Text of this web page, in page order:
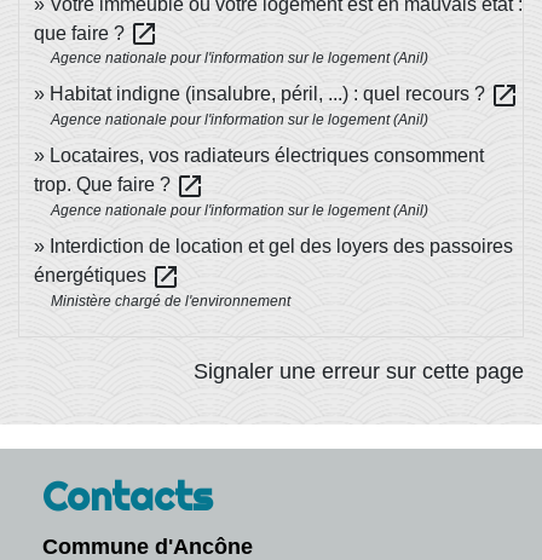
que faire ? open_in_new
Agence nationale pour l'information sur le logement (Anil)
Habitat indigne (insalubre, péril, ...) : quel recours ? open_in_new
Agence nationale pour l'information sur le logement (Anil)
Locataires, vos radiateurs électriques consomment
trop. Que faire ? open_in_new
Agence nationale pour l'information sur le logement (Anil)
Interdiction de location et gel des loyers des passoires
énergétiques open_in_new
Ministère chargé de l'environnement
Signaler une erreur sur cette page
Contacts
Commune d'Ancône